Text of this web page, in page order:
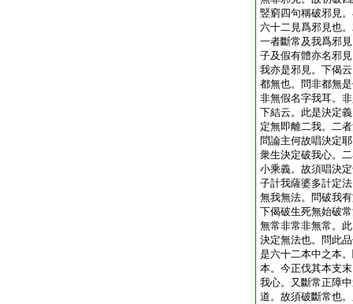
竪窮四句稱破邪見
六十二見爲邪見也
一者斷常及我爲邪
子及假有體亦名邪
我亦是邪見。下偈
都無也。問非都無
非無假名字我耳。
下結云。此是決定
定無即離二我。二
問論主何故唱決定
衆生決定破我心。
小乘義。故須唱決
子計我薩婆多計定
無我無法。問破我
下偈破生死無始破
無常非常非無常。
決定無法也。問此
是六十二本中之本
本。今正伐其本支
我心。又斷常正障
道。故須破斷常也